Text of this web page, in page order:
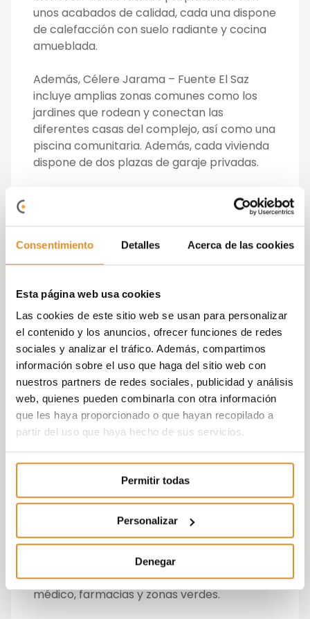
Consentimiento Detalles Acerca de las cookies
Esta página web usa cookies
Las cookies de este sitio web se usan para personalizar
el contenido y los anuncios, ofrecer funciones de redes
sociales y analizar el tráfico. Además, compartimos
información sobre el uso que haga del sitio web con
nuestros partners de redes sociales, publicidad y análisis
web, quienes pueden combinarla con otra información
que les haya proporcionado o que hayan recopilado a
partir del uso que haya hecho de sus servicios.
Permitir todas
Personalizar
Denegar
unos acabados de calidad, cada una dispone
de calefacción con suelo radiante ycocina
amueblada.
Además, Célere Jarama – Fuente El Saz
incluye amplias zonas comunes como los
jardines que rodean y conectan las
diferentes casas del complejo, así como una
piscina comunitaria. Además, cada vivienda
dispone de dos plazas de garaje privadas.
Uno de los principales pilares de Vía Célere
es construir viviendas que, además de
adaptarse a las necesidades de los
propietarios, tengan un impacto positivo en
el medio ambiente. Por este motivo, todas
cuentan con calificación
calificación supone un ahorro de energía
estimado de un 79%, disminuyendo así las
emisiones de CO2 y una reducción
significativa de la demanda energética de la
urbanización: calefacción, refrigeración y
agua caliente sanitara. Con ella, se calcula
un ahorro económico equivalente a 1.500 €
anuales si tomamos como referencia una
Fuente el Saz es un municipio situado a 39
kilómetros de Madrid con buena
carretera y transporte público. Además, es
próximo a colegios, bibliotecas, un centro
cultural, un polideportivo, y todo lo necesario
para el día a día: supermercados, centro
médico, farmacias y zonas verdes.